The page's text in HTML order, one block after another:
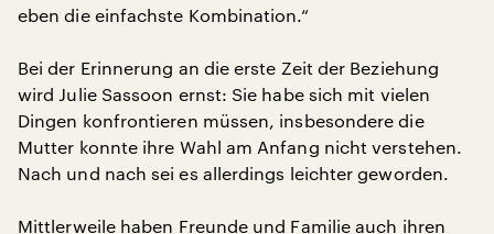
eben die einfachste Kombination.“
Bei der Erinnerung an die erste Zeit der Beziehung
wird Julie Sassoon ernst: Sie habe sich mit vielen
Dingen konfrontieren müssen, insbesondere die
Mutter konnte ihre Wahl am Anfang nicht verstehen.
Nach und nach sei es allerdings leichter geworden.
Mittlerweile haben Freunde und Familie auch ihren